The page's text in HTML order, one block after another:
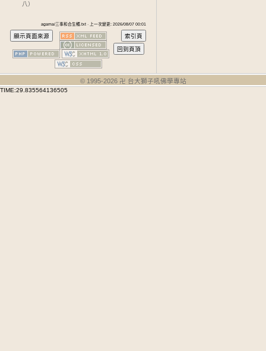
八）
agama/三事和合生觸.txt · 上一次變更: 2026/08/07 00:01
© 1995-2026 卍 台大獅子吼佛學專站
TIME:29.835564136505